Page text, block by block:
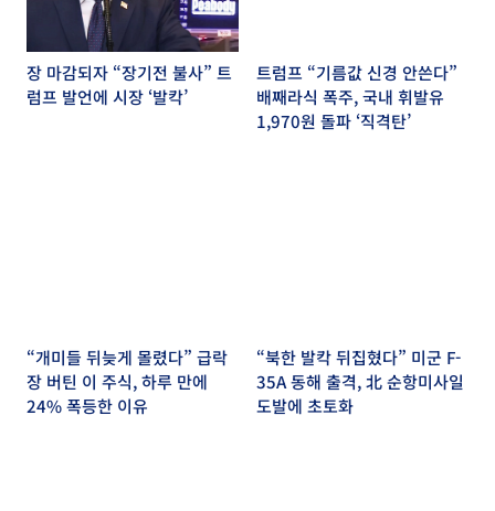
장 마감되자 “장기전 불사” 트
럼프 발언에 시장 ‘발칵’
트럼프 “기름값 신경 안쓴다”
배째라식 폭주, 국내 휘발유
1,970원 돌파 ‘직격탄’
“개미들 뒤늦게 몰렸다” 급락
장 버틴 이 주식, 하루 만에
24% 폭등한 이유
“북한 발칵 뒤집혔다” 미군 F-
35A 동해 출격, 北 순항미사일
도발에 초토화